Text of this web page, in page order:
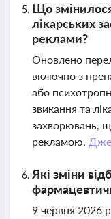
Що
лікарських
реклами?
Оновлено
включно з
або
звикання та
захворювань,
рекламою.
Які зміни
9 червня 2026